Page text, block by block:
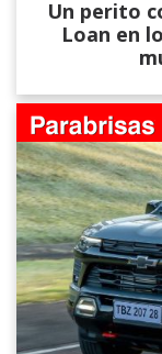
Un perito
Loan en